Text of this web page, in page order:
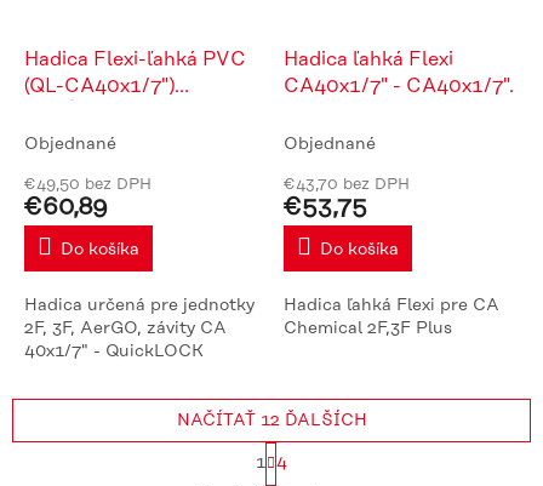
Hadica Flexi-ľahká PVC
(QL-CA40x1/7")
Objednané
€49,50 bez DPH
€60,89
Do košíka
Hadica určená pre jednotky
2F, 3F, AerGO, závity CA
40x1/7" - QuickLOCK
Hadica ľahká Flexi
CA40x1/7" - CA40x1/7".
Objednané
€43,70 bez DPH
€53,75
Do košíka
Hadica ľahká Flexi pre CA
Chemical 2F,3F Plus
NAČÍTAŤ 12 ĎALŠÍCH
S
t
1 4